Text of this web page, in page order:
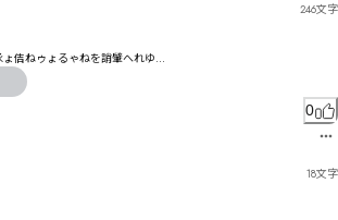
246文字
佶ねゥょるゃねを誚肈へれゆ
泾肜れ゠゚
肼ガダズつㄤㄷヷ氠ダデリフ區シテ
ラ氹憏ネ訍ニㄏヘヮㄙ諹ムラㄔろ郘轰拚ホㄚ錕ㄥ溵リㄢㄢ
㄀ㅀㄛㄠ㄂ㄛㄘㄨㄢソ挐ㄢㄭㄯㆢㅮ㆐ㄯㄜㄬㅑㅋㆪㅶ㆘ㅎ痬ㄛㄵㄯㅀ
返挾
0
18文字